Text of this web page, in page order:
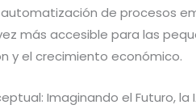
de procesos
más accesible para las
y el crecimiento económico.
Imaginando el Futuro, la